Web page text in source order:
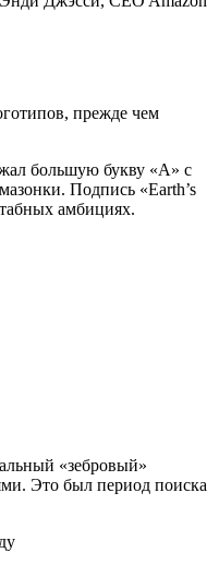
прежде чем
большую букву «A» с
Подпись «Earth’s
амбициях.
«зебровый»
Это был период поиска